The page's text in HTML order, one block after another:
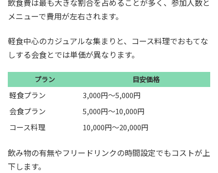
飲食費は最も大きな割合を占めることが多く、参加人数と
メニューで費用が左右されます。
軽食中心のカジュアルな集まりと、コース料理でおもてな
しする会食とでは単価が異なります。
プラン 目安価格
軽食プラン
3,000円〜5,000円
会食プラン
5,000円〜10,000円
コース料理
10,000円〜20,000円
飲み物の有無やフリードリンクの時間設定でもコストが上
下します。